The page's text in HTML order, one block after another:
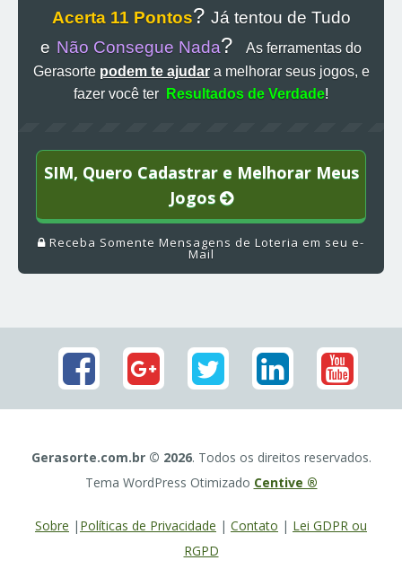
Acerta 11 Pontos? Já tentou de Tudo
e Não Consegue Nada?
As ferramentas do
Gerasorte podem te ajudara melhorar seus jogos, e
fazer você ter
Resultados de Verdade!
SIM, Quero Cadastrar e Melhorar Meus
Jogos
Receba Somente Mensagens de Loteria em seu e-
Mail
Gerasorte.com.br © 2026. Todos os direitos reservados.
Tema WordPress Otimizado Centive ®
Sobre | Políticas de Privacidade | Contato | Lei GDPR ou
RGPD